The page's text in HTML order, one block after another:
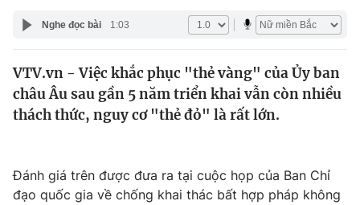
Y tế
Thế giới
Tin tức
Câu chuyện quốc tế
Kinh tế
Thị trường
Dữ liệu và đời sống
Nghe đọc bài 1:03
VTV.vn - Việc khắc phục "thẻ vàng" của Ủy ban
châu Âu sau gần 5 năm triển khai vẫn còn nhiều
thách thức, nguy cơ "thẻ đỏ" là rất lớn.
Đánh giá trên được đưa ra tại cuộc họp của Ban Chỉ
đạo quốc gia về chống khai thác bất hợp pháp không